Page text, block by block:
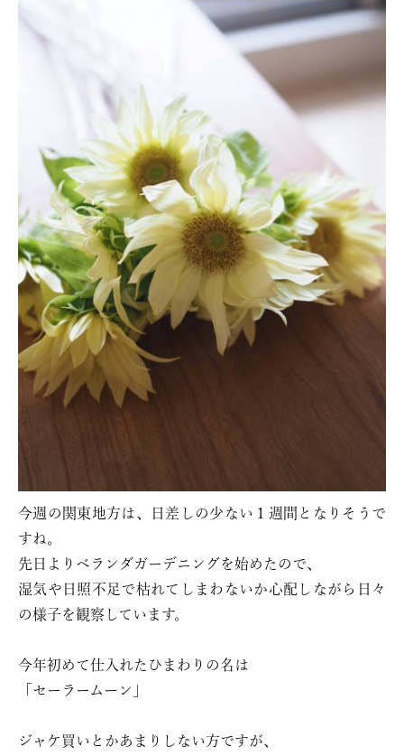
今週の関東地方は、日差しの少ない１週間となりそうで
すね。
先日よりベランダガーデニングを始めたので、
湿気や日照不足で枯れてしまわないか心配しながら日々
の様子を観察しています。
今年初めて仕入れたひまわりの名は
「セーラームーン」
ジャケ買いとかあまりしない方ですが、